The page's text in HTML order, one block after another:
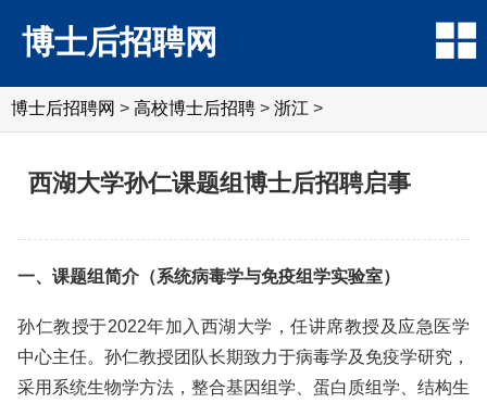
博士后招聘网
博士后招聘网 > 高校博士后招聘 > 浙江 >
西湖大学孙仁课题组博士后招聘启事
一、课题组简介（系统病毒学与免疫组学实验室）
孙仁教授于2022年加入西湖大学，任讲席教授及应急医学
中心主任。孙仁教授团队长期致力于病毒学及免疫学研究，
采用系统生物学方法，整合基因组学、蛋白质组学、结构生